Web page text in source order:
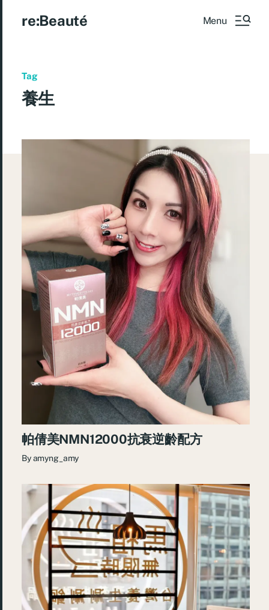
re:Beauté Menu
Tag
養生
帕倩美NMN12000抗衰逆齡配方
Byamyng_amy